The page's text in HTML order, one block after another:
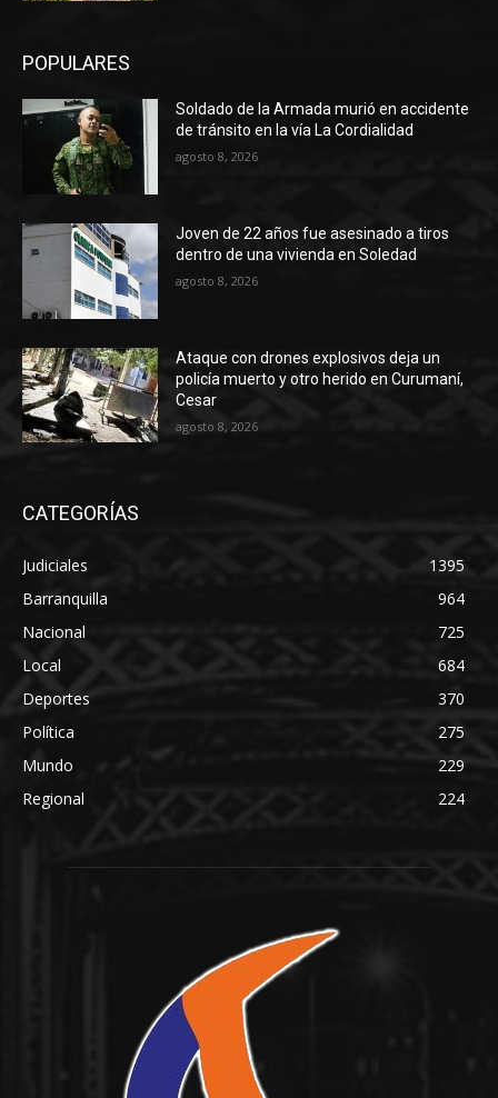
POPULARES
Soldado de la Armada murió en accidente
de tránsito en la vía La Cordialidad
agosto 8, 2026
Joven de 22 años fue asesinado a tiros
dentro de una vivienda en Soledad
agosto 8, 2026
Ataque con drones explosivos deja un
policía muerto y otro herido en Curumaní,
Cesar
agosto 8, 2026
CATEGORÍAS
Judiciales
1395
Barranquilla
964
Nacional
725
Local
684
Deportes
370
Política
275
Mundo
229
Regional
224